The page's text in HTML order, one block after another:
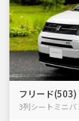
フリード(503)
3列シートミニバ